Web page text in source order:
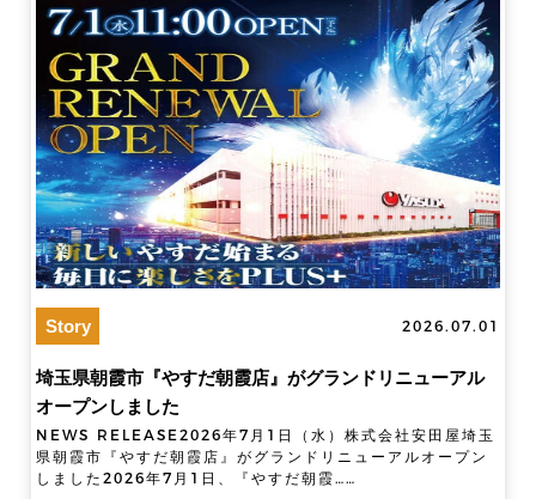
Story 2026.07.01
埼玉県朝霞市『やすだ朝霞店』がグランドリニューアル
オープンしました
NEWS RELEASE2026年7月1日（水）株式会社安田屋埼玉
県朝霞市『やすだ朝霞店』がグランドリニューアルオープン
しました2026年7月1日、『やすだ朝霞……